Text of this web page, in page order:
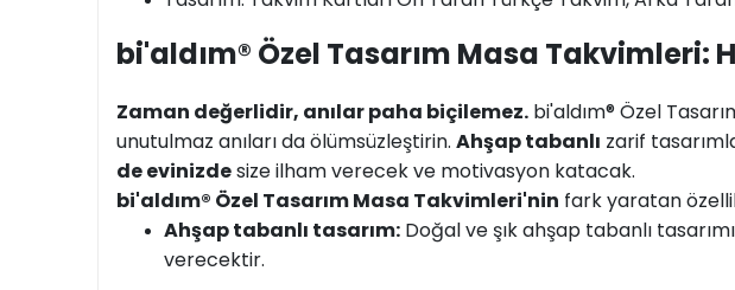
bi'aldım® Özel Tasarım Masa Takvimleri:
Zaman değerlidir, anılar paha biçilemez. bi'aldım® Özel
unutulmaz anıları da ölümsüzleştirin. Ahşap tabanlı zarif
de evinizdesize ilham verecek ve motivasyon katacak.
bi'aldım® Özel Tasarım Masa Takvimleri'nin fark yaratan
Ahşap tabanlı tasarım: Doğal ve şık ahşap tabanlı
verecektir.